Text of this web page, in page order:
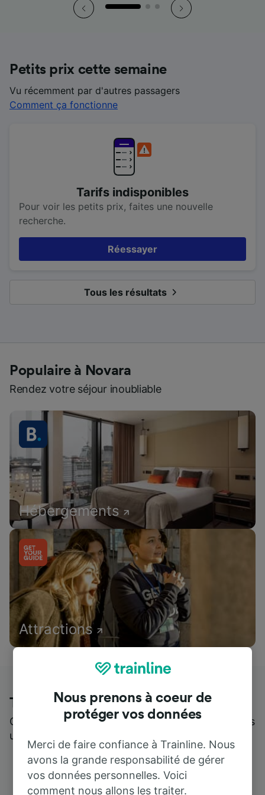
Petits prix cette semaine
Vu récemment par d'autres passagers
Comment ça fonctionne
Tarifs indisponibles
Pour voir les petits prix, faites une nouvelle
recherche.
Réessayer
Tous les résultats
Populaire à Novara
Rendez votre séjour inoubliable
Hébergements
Attractions
Trainline : l'avis de nos clients
Qui mieux pour parler de nous, que ceux qui nous
utilisent ?
Nous prenons à coeur de
protéger vos données
Merci de faire confiance à Trainline. Nous
avons la grande responsabilité de gérer
vos données personnelles. Voici
comment nous allons les traiter.